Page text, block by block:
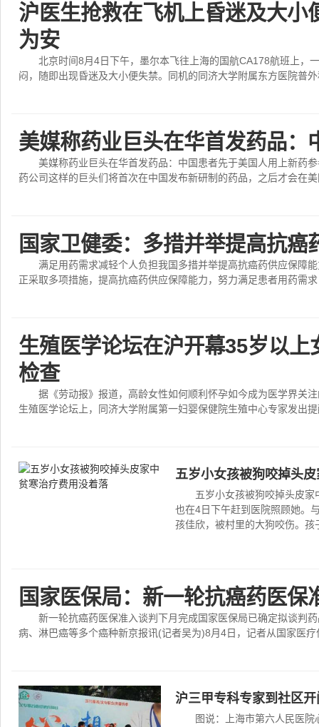
沪医生抢救在飞机上昏迷及大小
为安
北京时间8月4日下午，墨尔本飞往上海的国航CA178航班上，
闷，随即出现昏迷及大小便失禁。同机的同济大学附属东方医院普
美媒称药业巨头在华首发药品：
美媒称药业巨头在华首发药品：中国患者先于美国人用上新药
药公司这样的巨头们将首次在中国发布新研制的药品，之后才会在
国家卫健委：多措并举提高抗癌
满足用药需求减轻个人负担我国多措并举提高抗癌药供应保障
正采取多项措施，提高抗癌药供应保障能力，努力满足患者用药需
生殖医学论坛在沪开幕35岁以上
检查
据《劳动报》报道，高龄女性如何顺利怀孕如今成为医学界关
生殖医学论坛上，同济大学附属第一妇婴保健院生殖中心专家发出
五岁小女孩被狗咬掉头
五岁小女孩被狗咬掉头皮
也在4日下午赶到医院照顾她。
孩佳欣，被村里的大狗咬伤。
国家医保局：新一轮抗癌药医保
新一轮抗癌药医保准入谈判下月完成国家医保局已确定拟谈判
病、淋巴癌等多个癌种新京报讯(记者吴为)8月4日，记者从国家医
沪三甲专科专家到社区
图说：上海市第六人民医